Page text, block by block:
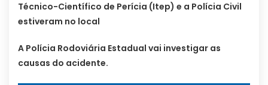
Técnico-Científico de Perícia (Itep) e a Polícia Civil
estiveram no local
A Polícia Rodoviária Estadual vai investigar as
causas do acidente.